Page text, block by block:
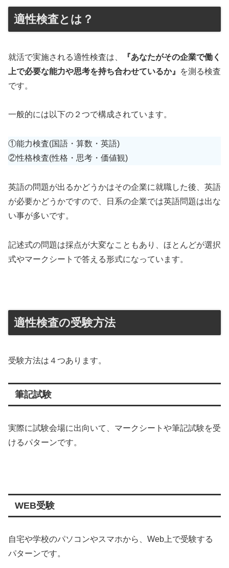
適性検査とは？
就活で実施される適性検査は、
『あなたがその企業で働く
上で必要な能力や思考を持ち合わせているか』
を測る検査
です。
一般的には以下の２つで構成されています。
①能力検査(国語・算数・英語)
②性格検査(性格・思考・価値観)
英語の問題が出るかどうかはその企業に就職した後、英語
が必要かどうかですので、日系の企業では英語問題は出な
い事が多いです。
記述式の問題は採点が大変なこともあり、ほとんどが選択
式やマークシートで答える形式になっています。
適性検査の受験方法
受験方法は４つあります。
筆記試験
実際に試験会場に出向いて、マークシートや筆記試験を受
けるパターンです。
WEB受験
自宅や学校のパソコンやスマホから、Web上で受験する
パターンです。